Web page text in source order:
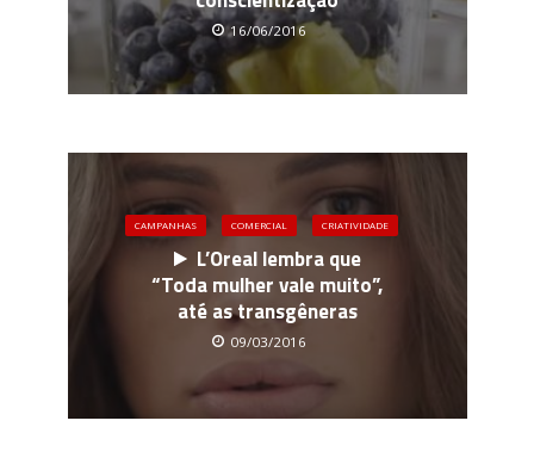
16/06/2016
CAMPANHAS COMERCIAL CRIATIVIDADE
L’Oreal lembra que
“Toda mulher vale muito”,
até as transgêneras
09/03/2016